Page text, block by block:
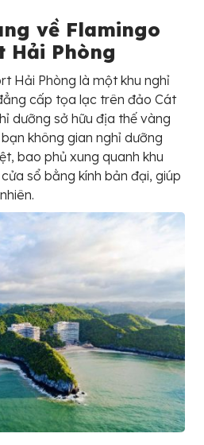
về Flamingo
Hải Phòng
Hải Phòng là một khu nghỉ
cấp tọa lạc trên đảo Cát
dưỡng sở hữu địa thế vàng
không gian nghỉ dưỡng
bao phủ xung quanh khu
sổ bằng kính bản đại, giúp